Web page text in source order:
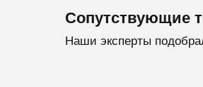
Сопутствующие
Наши эксперты